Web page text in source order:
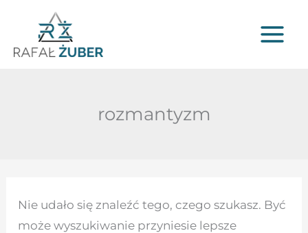
treści
rozmantyzm
Nie udało się znaleźć tego, czego szukasz. Być
może wyszukiwanie przyniesie lepsze
dla: